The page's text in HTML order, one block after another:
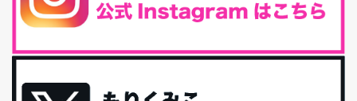
腸活は「食事」だけだと思っていませんか？私の腸活完全版！
腸内環境を整えることは、健康維持の中でいっちばん大事！だと私
最近お風呂上がりの炭酸水をシリカシリカにしているんだけど確か
に髪と爪が丈夫になった気がする。炭酸...